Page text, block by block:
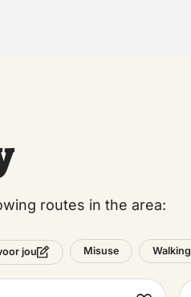
routes in the area:
jou Misuse Walking